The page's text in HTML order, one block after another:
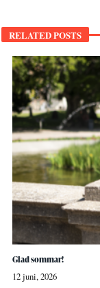
RELATED POSTS
Glad sommar!
12 juni, 2026